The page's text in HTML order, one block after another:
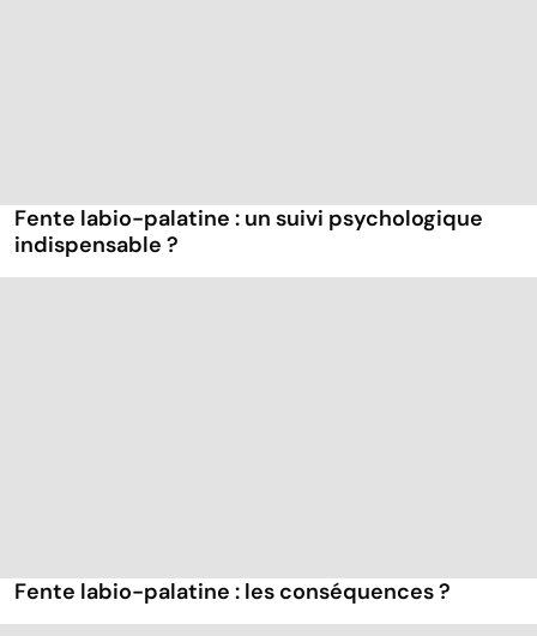
Fente labio-palatine : un suivi psychologique
indispensable ?
Fente labio-palatine : les conséquences ?